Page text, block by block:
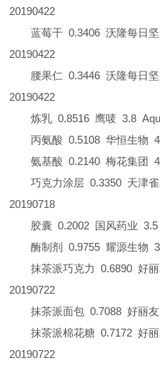
20190422
蓝莓干 0.3406 沃隆每日
20190422
腰果仁 0.3446 沃隆每日
20190422
炼乳 0.8516 鹰唛3.8
丙氨酸 0.5108 华恒生物
氨基酸 0.2140 梅花集团
巧克力涂层 0.3350 天津
20190718
胶囊 0.2002 国风药业3.5
酶制剂
0.9755 耀源生物
抹茶派巧克力
0.6890 好
20190722
抹茶派面包 0.7088 好丽友
抹茶派棉花糖 0.7172 好
20190722